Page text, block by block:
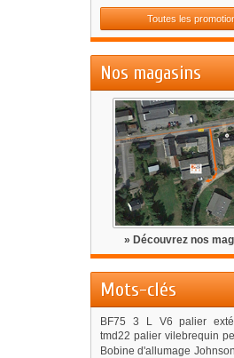
Toutes les
Nos magasins
» Découvrez nos
Mots-clés
BF75 3 L V6 palier
tmd22 palier vilebrequin
Bobine d'allumage